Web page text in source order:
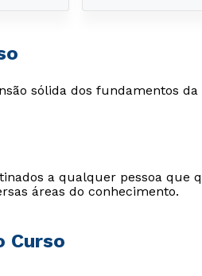
sólida dos fundamentos
a qualquer pessoa que
áreas do conhecimento.
Curso